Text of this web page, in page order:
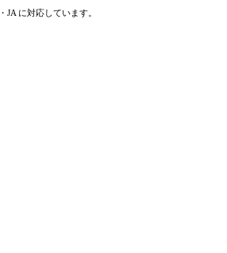
JA に対応しています。